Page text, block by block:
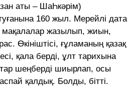
аты – ШаҺкәрім)
160 жыл. Мерейлі дата
мақалалар жазылып, жиын,
Өкініштісі, ғұламаның қазақ
қала берді, ұлт тарихына
тар шеңберді шиырлап, осы
қалдық. Болды, бітті.